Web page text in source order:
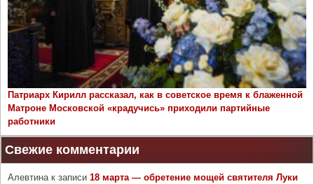
Патриарх Кирилл рассказал, как в советское время к блаженной
Матроне Московской «крадучись» приходили партийные
работники
Свежие комментарии
Алевтинак записи 18 марта — обретение мощей святителя Луки